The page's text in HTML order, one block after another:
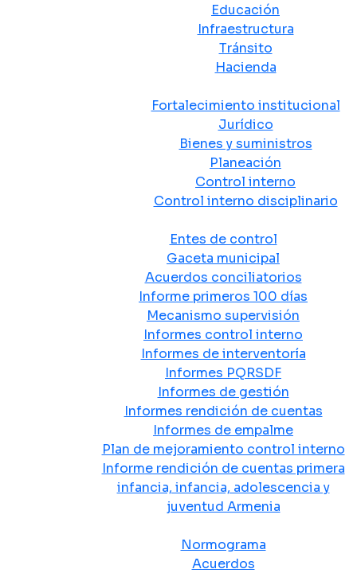
Educación
Infraestructura
Tránsito
Hacienda
Fortalecimiento institucional
Jurídico
Bienes y suministros
Planeación
Control interno
Control interno disciplinario
Entes de control
Gaceta municipal
Acuerdos conciliatorios
Informe primeros 100 días
Mecanismo supervisión
Informes control interno
Informes de interventoría
Informes PQRSDF
Informes de gestión
Informes rendición de cuentas
Informes de empalme
Plan de mejoramiento control interno
Informe rendición de cuentas primera
infancia, infancia, adolescencia y
juventud Armenia
Normograma
Acuerdos